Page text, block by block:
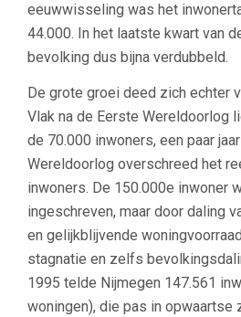
eeuwwisseling was het
44.000. In het laatste kwart van
bevolking dus bijna verdubbeld.
De grote groei deed zich echter
Vlak na de Eerste Wereldoorlog
de 70.000 inwoners, een paar
Wereldoorlog overschreed het
inwoners. De 150.000e inwoner
ingeschreven, maar door daling
en gelijkblijvende
stagnatie en zelfs
1995 telde Nijmegen 147.561
woningen), die pas in opwaartse